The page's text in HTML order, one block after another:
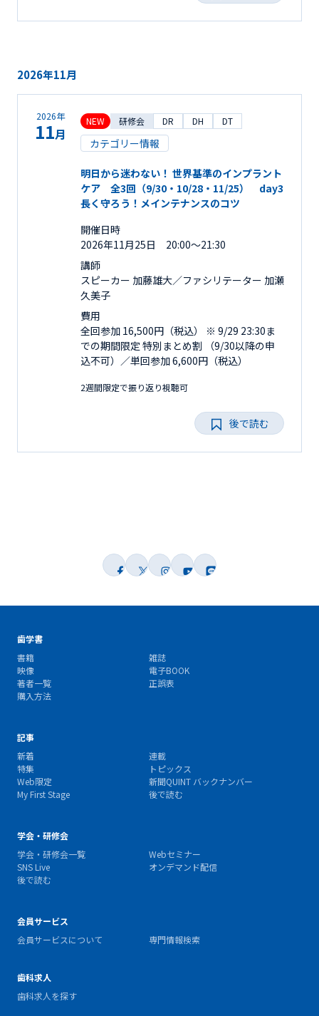
2026年11月
2026年
11月
NEW 研修会 DR DH DT
カテゴリー情報
明日から迷わない！ 世界基準のインプラント
ケア 全3回（9/30・10/28・11/25） day3
長く守ろう！メインテナンスのコツ
開催日時
2026年11月25日 20:00～21:30
講師
スピーカー 加藤雄大／ファシリテーター 加瀬
久美子
費用
全回参加 16,500円（税込） ※ 9/29 23:30ま
での期間限定 特別まとめ割 （9/30以降の申
込不可）／単回参加 6,600円（税込）
2週間限定で振り返り視聴可
後で読む
歯学書
書籍
雑誌
映像
電子BOOK
著者一覧
正誤表
購入方法
記事
新着
連載
特集
トピックス
Web限定
新聞QUINT バックナンバー
My First Stage
後で読む
学会・研修会
学会・研修会一覧
Webセミナー
SNS Live
オンデマンド配信
後で読む
会員サービス
会員サービスについて
専門情報検索
歯科求人
歯科求人を探す